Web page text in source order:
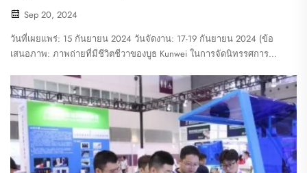
Sep 20, 2024
วันที่เผยแพร่: 15 กันยายน 2024 วันจัดงาน: 17-19 กันยายน 2024 (ข้อ
เสนอภาพ: ภาพถ่ายที่มีชีวิตชีวาของบูธ Kunwei ในการจัดนิทรรศการ
Kunwei Electronics Champ...